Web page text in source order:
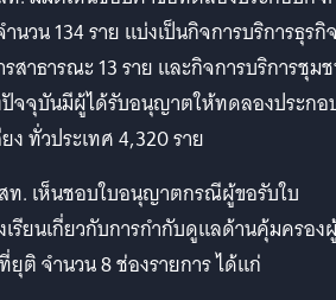
นวน 134 ราย แบ่งเป็นกิจการบริการธุรกิ
รสาธารณะ 13 ราย และกิจการบริการชุม
ปัจจุบันมีผู้ได้รับอนุญาตให้ทดลองประกอ
ง ทั่วประเทศ 4,320 ราย
ท. เห็นชอบใบอนุญาตกรณีผู้ขอรับใบ
รียนเกี่ยวกับการกำกับดูแลด้านคุ้มครอง
ยุติ จำนวน 8 ช่องรายการ ได้แก่